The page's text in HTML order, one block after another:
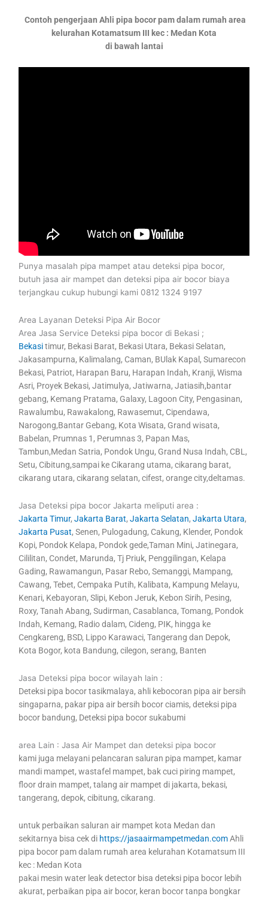
Contoh pengerjaan Ahli pipa bocor pam dalam rumah area
kelurahan Kotamatsum III kec : Medan Kota
di bawah lantai
Punya masalah pipa mampet atau deteksi pipa bocor,
butuh jasa air mampet dan deteksi pipa air bocor biaya
terjangkau cukup hubungi kami 0812 1324 9197
Area Layanan Deteksi Pipa Air Bocor
Area Jasa Service Deteksi pipa bocor di Bekasi ;
Bekasitimur, Bekasi Barat, Bekasi Utara, Bekasi Selatan,
Jakasampurna, Kalimalang, Caman, BUlak Kapal, Sumarecon
Bekasi, Patriot, Harapan Baru, Harapan Indah, Kranji, Wisma
Asri, Proyek Bekasi, Jatimulya, Jatiwarna, Jatiasih,bantar
gebang, Kemang Pratama, Galaxy, Lagoon City, Pengasinan,
Rawalumbu, Rawakalong, Rawasemut, Cipendawa,
Narogong,Bantar Gebang, Kota Wisata, Grand wisata,
Babelan, Prumnas 1, Perumnas 3, Papan Mas,
Tambun,Medan Satria, Pondok Ungu, Grand Nusa Indah, CBL,
Setu, Cibitung,sampai ke Cikarang utama, cikarang barat,
cikarang utara, cikarang selatan, cifest, orange city,deltamas.
Jasa Deteksi pipa bocor Jakarta meliputi area :
Jakarta Timur,Jakarta Barat,Jakarta Selatan,Jakarta Utara,
Jakarta Pusat, Senen, Pulogadung, Cakung, Klender, Pondok
Kopi, Pondok Kelapa, Pondok gede,Taman Mini, Jatinegara,
Cililitan, Condet, Marunda, Tj Priuk, Penggilingan, Kelapa
Gading, Rawamangun, Pasar Rebo, Semanggi, Mampang,
Cawang, Tebet, Cempaka Putih, Kalibata, Kampung Melayu,
Kenari, Kebayoran, Slipi, Kebon Jeruk, Kebon Sirih, Pesing,
Roxy, Tanah Abang, Sudirman, Casablanca, Tomang, Pondok
Indah, Kemang, Radio dalam, Cideng, PIK, hingga ke
Cengkareng, BSD, Lippo Karawaci, Tangerang dan Depok,
Kota Bogor, kota Bandung, cilegon, serang, Banten
Jasa Deteksi pipa bocor wilayah lain :
Deteksi pipa bocor tasikmalaya, ahli kebocoran pipa air bersih
singaparna, pakar pipa air bersih bocor ciamis, deteksi pipa
bocor bandung, Deteksi pipa bocor sukabumi
area Lain : Jasa Air Mampet dan deteksi pipa bocor
kami juga melayani pelancaran saluran pipa mampet, kamar
mandi mampet, wastafel mampet, bak cuci piring mampet,
floor drain mampet, talang air mampet di jakarta, bekasi,
tangerang, depok, cibitung, cikarang.
untuk perbaikan saluran air mampet kota Medan dan
sekitarnya bisa cek di https://jasaairmampetmedan.comAhli
pipa bocor pam dalam rumah area kelurahan Kotamatsum III
kec : Medan Kota
pakai mesin water leak detector bisa deteksi pipa bocor lebih
akurat, perbaikan pipa air bocor, keran bocor tanpa bongkar